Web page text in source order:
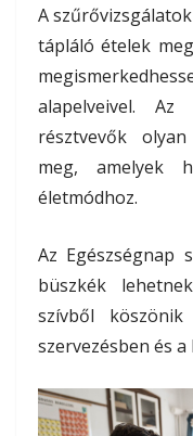
A
tápláló ételek
alapelveivel.
résztvevők
meg, amelyek
életmódhoz.
Az Egészségnap
büszkék
szívből
szervezésben és